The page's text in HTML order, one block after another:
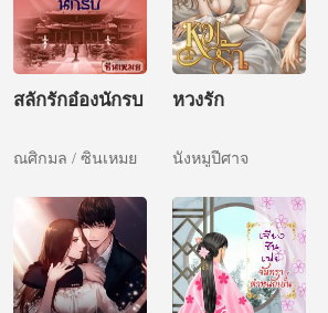
สลักรักอ๋องนักรบ
ณศิกมล / ซินเหมย
หวงรัก
นังหมูปีศาจ